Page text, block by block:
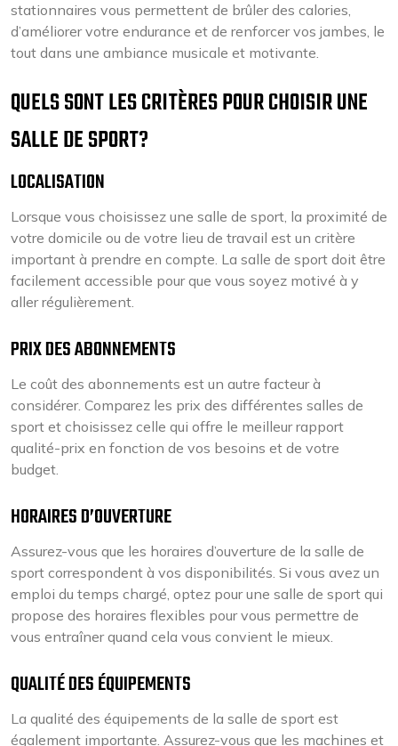
stationnaires vous permettent de brûler des calories,
d’améliorer votre endurance et de renforcer vos jambes, le
tout dans une ambiance musicale et motivante.
QUELS SONT LES CRITÈRES POUR CHOISIR UNE
SALLE DE SPORT?
LOCALISATION
Lorsque vous choisissez une salle de sport, la proximité de
votre domicile ou de votre lieu de travail est un critère
important à prendre en compte. La salle de sport doit être
facilement accessible pour que vous soyez motivé à y
aller régulièrement.
PRIX DES ABONNEMENTS
Le coût des abonnements est un autre facteur à
considérer. Comparez les prix des différentes salles de
sport et choisissez celle qui offre le meilleur rapport
qualité-prix en fonction de vos besoins et de votre
budget.
HORAIRES D’OUVERTURE
Assurez-vous que les horaires d’ouverture de la salle de
sport correspondent à vos disponibilités. Si vous avez un
emploi du temps chargé, optez pour une salle de sport qui
propose des horaires flexibles pour vous permettre de
vous entraîner quand cela vous convient le mieux.
QUALITÉ DES ÉQUIPEMENTS
La qualité des équipements de la salle de sport est
également importante. Assurez-vous que les machines et